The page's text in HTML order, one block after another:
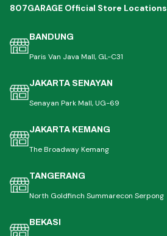
807GARAGE Official Store Locations
BANDUNG
Paris Van Java Mall, GL-C31
JAKARTA SENAYAN
Senayan Park Mall, UG-69
JAKARTA KEMANG
The Broadway Kemang
TANGERANG
North Goldfinch Summarecon Serpong
BEKASI